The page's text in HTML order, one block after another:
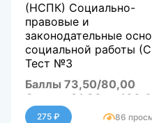
(НСПК) Социально-
правовые и
законодательные
социальной работы
Тест №3
Баллы 73,50/80,00
Оценка 91,88 из
275 ₽ 86